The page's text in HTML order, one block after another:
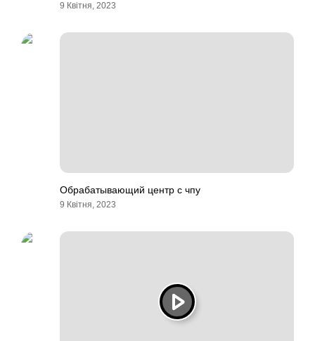
9 Квітня, 2023
Обрабатывающий центр с чпу
9 Квітня, 2023